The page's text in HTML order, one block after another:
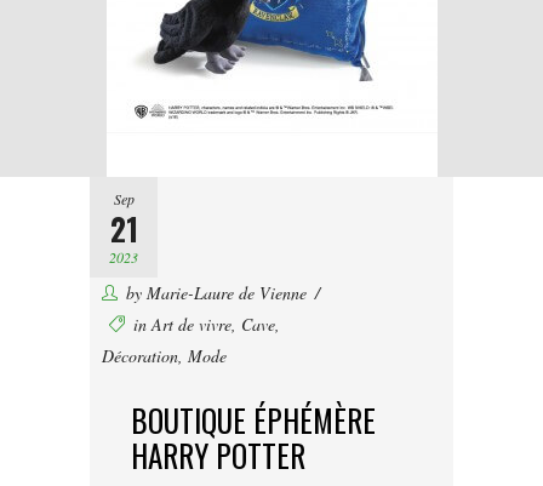
Sep
21
2023
by Marie-Laure de Vienne
inArt de vivre, Cave,
Décoration, Mode
BOUTIQUE ÉPHÉMÈRE
HARRY POTTER